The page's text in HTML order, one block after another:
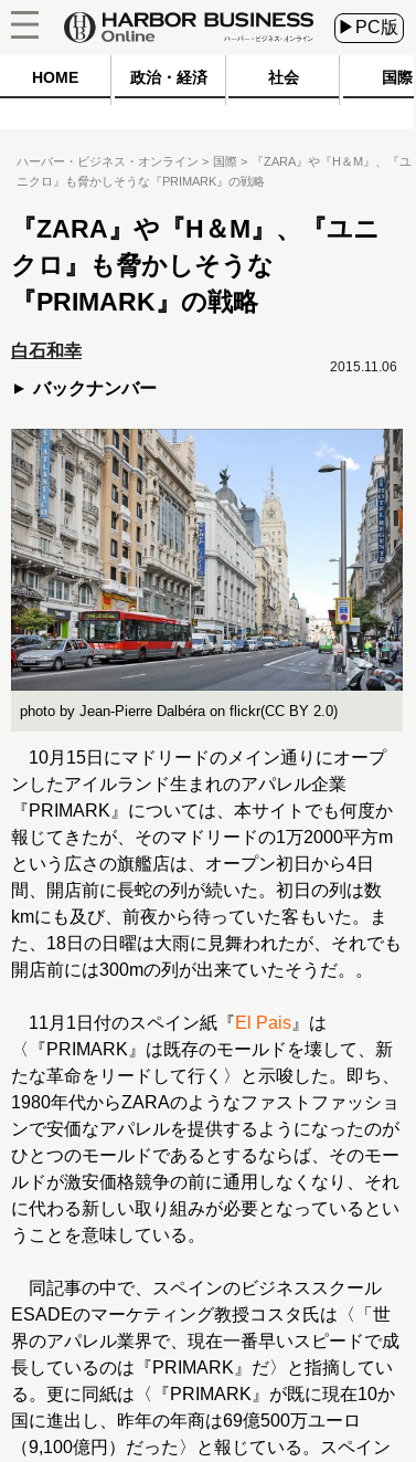
▶PC版
HOME 政治・経済 社会 国際
ハーバー・ビジネス・オンライン 国際
『ZARA』や『H＆M』、『ユ
ニクロ』も脅かしそうな『PRIMARK』の戦略
『ZARA』や『H＆M』、『ユニ
クロ』も脅かしそうな
『PRIMARK』の戦略
白石和幸
バックナンバー
2015.11.06
photo by Jean-Pierre Dalbéra on flickr(CC BY 2.0)
10月15日にマドリードのメイン通りにオープ
ンしたアイルランド生まれのアパレル企業
『PRIMARK』については、本サイトでも何度か
報じてきたが、そのマドリードの1万2000平方m
という広さの旗艦店は、オープン初日から4日
間、開店前に長蛇の列が続いた。初日の列は数
kmにも及び、前夜から待っていた客もいた。ま
た、18日の日曜は大雨に見舞われたが、それでも
開店前には300mの列が出来ていたそうだ。。
11月1日付のスペイン紙『El Pais 』は
〈『PRIMARK』は既存のモールドを壊して、新
たな革命をリードして行く〉と示唆した。即ち、
1980年代からZARAのようなファストファッショ
ンで安価なアパレルを提供するようになったのが
ひとつのモールドであるとするならば、そのモー
ルドが激安価格競争の前に通用しなくなり、それ
に代わる新しい取り組みが必要となっているとい
うことを意味している。
同記事の中で、スペインのビジネススクール
ESADEのマーケティング教授コスタ氏は〈「世
界のアパレル業界で、現在一番早いスピードで成
長しているのは『PRIMARK』だ〉と指摘してい
る。更に同紙は〈『PRIMARK』が既に現在10か
国に進出し、昨年の年商は69億500万ユーロ
（9,100億円）だった〉と報じている。スペイン